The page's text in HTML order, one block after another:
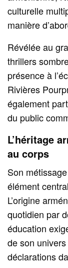
culturelle
manière
Révélée au
thrillers
présence à
Rivières
également
du public
L’héritage
au corps
Son
élément
L’origine
quotidien par
éducation
de son
déclarations